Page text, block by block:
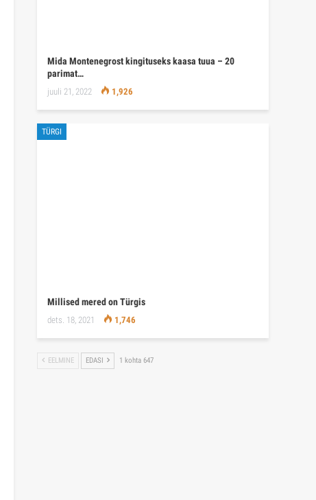
Mida Montenegrost kingituseks kaasa tuua – 20
parimat…
juuli 21, 2022 1,926
TÜRGI
Millised mered on Türgis
dets. 18, 2021 1,746
EELMINE EDASI 1 kohta 647